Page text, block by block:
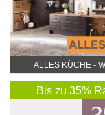
ALLES KÜCHE -
Bis zu 35%